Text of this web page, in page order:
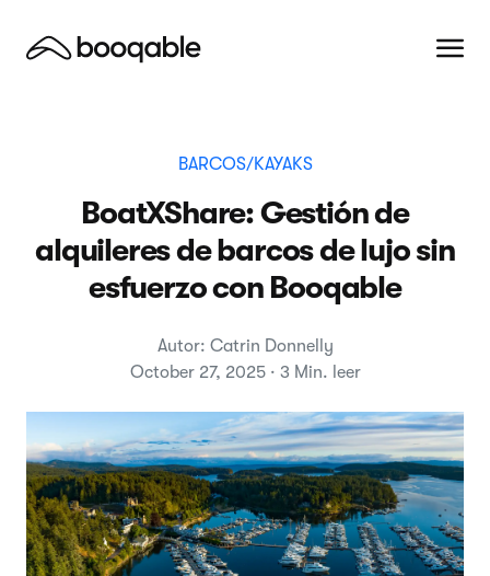
BARCOS/KAYAKS
BoatXShare: Gestión de
alquileres de barcos de lujo sin
esfuerzo con Booqable
Autor: Catrin Donnelly
October 27, 2025 · 3 Min. leer